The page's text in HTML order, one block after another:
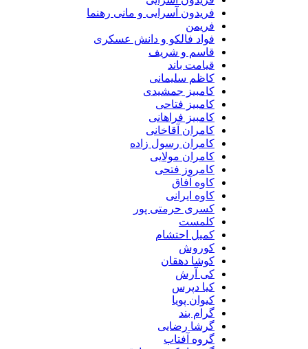
فریدون آسرایی و مانی رهنما
فریمن
فواد فالکو و دانش عسکری
قاسم و شریف
قیامت باند
کاظم سلیمانی
کامبیز جمشیدی
کامبیز فتاحی
کامبیز فراهانی
کامران آقاخانی
کامران رسول زاده
کامران مولایی
کامروز فتحی
کاوه آفاق
کاوه ایرانی
کسری حرمتی پور
کلمست
کمیل احتشام
کوروش
کوشا دهقان
کی آرش
کیا دپرس
کیوان پویا
گرام بند
گرشا رضایی
گروه آفتاب